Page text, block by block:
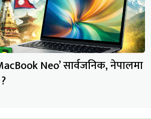
Neo’ सार्वजनिक, नेपालमा